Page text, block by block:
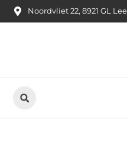
Noordvliet 22, 8921 GL